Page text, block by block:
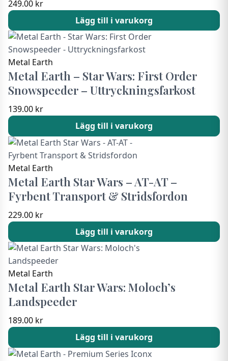
249.00 kr
Lägg till i varukorg
Metal Earth
Metal Earth – Star Wars: First Order
Snowspeeder – Uttryckningsfarkost
139.00 kr
Lägg till i varukorg
Metal Earth
Metal Earth Star Wars – AT-AT –
Fyrbent Transport & Stridsfordon
229.00 kr
Lägg till i varukorg
Metal Earth
Metal Earth Star Wars: Moloch’s
Landspeeder
189.00 kr
Lägg till i varukorg